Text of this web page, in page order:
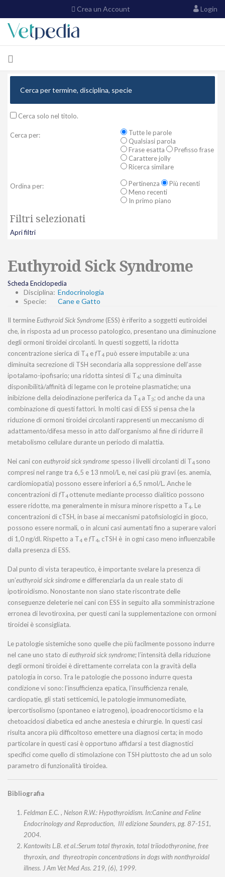
Crea un Account Login
Cerca solo nel titolo.
Cerca per:
Tutte le parole
Qualsiasi parola
Frase esatta
Prefisso frase
Carattere jolly
Ricerca similare
Ordina per: Pertinenza
Più recenti
Meno recenti
In primo piano
Filtri selezionati
Apri filtri
Euthyroid Sick Syndrome
Scheda Enciclopedia
Disciplina: Endocrinologia
Specie:
Cane e Gatto
Il termineEuthyroid Sick Syndrome (ESS) è riferito a soggetti eutiroidei
che, in risposta ad un processo patologico, presentano una diminuzione
degli ormoni tiroidei circolanti. In questi soggetti, la ridotta
concentrazione sierica di T4 efT4 può essere imputabile a: una
diminuita secrezione di TSH secondaria alla soppressione dell’asse
ipotalamo-ipofisario; una ridotta sintesi di T4; una diminuita
disponibilità/affinità di legame con le proteine plasmatiche; una
inibizione della deiodinazione periferica da T4 a T3; od anche da una
combinazione di questi fattori. In molti casi di ESS si pensa che la
riduzione di ormoni tiroidei circolanti rappresenti un meccanismo di
adattamento/difesa messo in atto dall’organismo al fine di ridurre il
metabolismo cellulare durante un periodo di malattia.
Nei cani con euthyroid sick syndrome spesso i livelli circolanti di T4 sono
compresi nel range tra 6,5 e 13 nmol/L e, nei casi più gravi (es. anemia,
cardiomiopatia) possono essere inferiori a 6,5 nmol/L. Anche le
concentrazioni difT4 ottenute mediante processo dialitico possono
essere ridotte, ma generalmente in misura minore rispetto a T4. Le
concentrazioni di cTSH, in base ai meccanismi patofisiologici in gioco,
possono essere normali, o in alcuni casi aumentati fino a superare valori
di 1,0 ng/dl. Rispetto a T4 efT4, cTSH è in ogni caso meno influenzabile
dalla presenza di ESS.
Dal punto di vista terapeutico, è importante svelare la presenza di
un’euthyroid sick sindrome e differenziarla da un reale stato di
ipotiroidismo. Nonostante non siano state riscontrate delle
conseguenze deleterie nei cani con ESS in seguito alla somministrazione
erronea di levotiroxina, per questi cani la supplementazione con ormoni
tiroidei è sconsigliata.
Le patologie sistemiche sono quelle che più facilmente possono indurre
nel cane uno stato dieuthyroid sick syndrome; l’intensità della riduzione
degli ormoni tiroidei è direttamente correlata con la gravità della
patologia in corso. Tra le patologie che possono indurre questa
condizione vi sono: l’insufficienza epatica, l’insufficienza renale,
cardiopatie, gli stati setticemici, le patologie immunomediate,
ipercortisolismo (spontaneo e iatrogeno), ipoadrenocorticismo e la
chetoacidosi diabetica ed anche anestesia e chirurgie. In questi casi
risulta ancora più difficoltoso emettere una diagnosi certa; in modo
particolare in questi casi è opportuno affidarsi a test diagnostici
specifici come quello di stimolazione con TSH piuttosto che ad un solo
parametro di funzionalità tiroidea.
Bibliografia
Feldman E.C. , Nelson R.W.: Hypothyroidism. In:Canine and Feline
Endocrinology and Reproduction, III edizione Saunders, pg. 87-151,
2004.
Kantowits L.B. et al.:Serum total thyroxin, total triiodothyronine, free
thyroxin, and thyreotropin concentrations in dogs with nonthyroidal
illness. J Am Vet Med Ass. 219, (6), 1999.